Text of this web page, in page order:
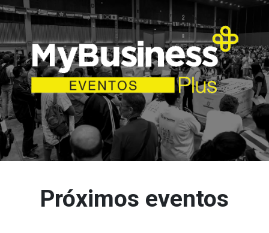
Próximos eventos